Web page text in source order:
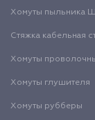
Хомуты пыльника
Стяжка кабельная
Хомуты
Хомуты глушителя
Хомуты рубберы